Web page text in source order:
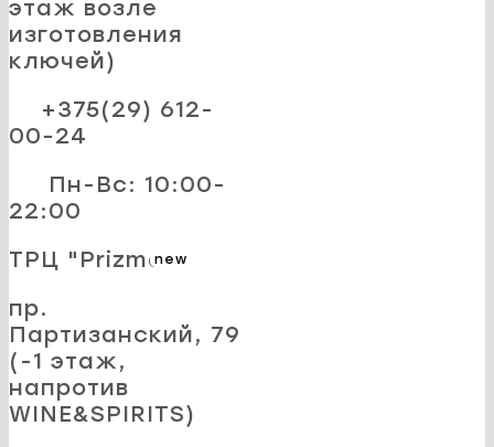
этаж возле
изготовления
ключей)
+375(29) 612-
00-24
Пн-Вс: 10:00-
22:00
new
ТРЦ "Prizma"
пр.
Партизанский, 79
(-1 этаж,
напротив
WINE&SPIRITS)